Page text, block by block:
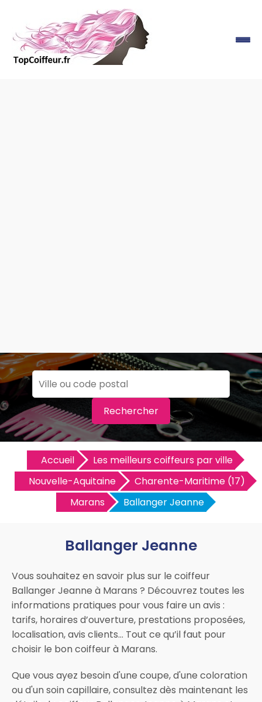
Rechercher
Accueil
Les meilleurs coiffeurs par ville
Nouvelle-Aquitaine
Charente-Maritime (17)
Marans
Ballanger Jeanne
Ballanger Jeanne
Vous souhaitez en savoir plus sur le coiffeur
Ballanger Jeanne à Marans ? Découvrez toutes les
informations pratiques pour vous faire un avis :
tarifs, horaires d’ouverture, prestations proposées,
localisation, avis clients… Tout ce qu’il faut pour
choisir le bon coiffeur à Marans.
Que vous ayez besoin d'une coupe, d'une coloration
ou d'un soin capillaire, consultez dès maintenant les